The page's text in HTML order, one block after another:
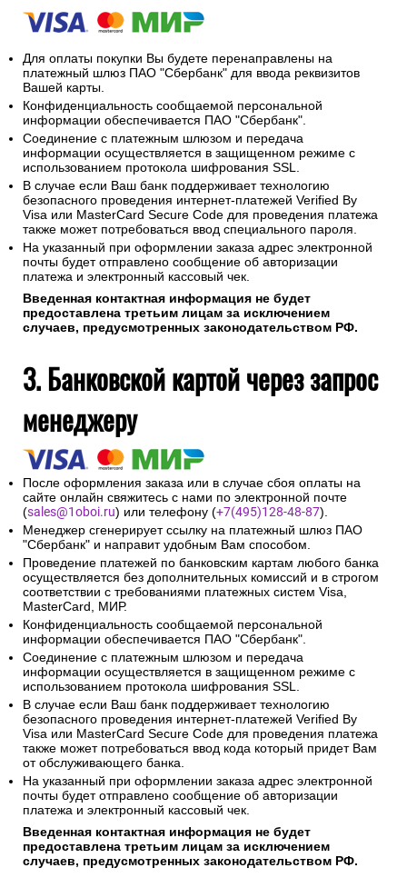
Для оплаты покупки Вы будете перенаправлены на
платежный шлюз ПАО "Сбербанк" для ввода реквизитов
Вашей карты.
Конфиденциальность сообщаемой персональной
информации обеспечивается ПАО "Сбербанк".
Соединение с платежным шлюзом и передача
информации осуществляется в защищенном режиме с
использованием протокола шифрования SSL.
В случае если Ваш банк поддерживает технологию
безопасного проведения интернет-платежей Verified By
Visa или MasterCard Secure Code для проведения платежа
также может потребоваться ввод специального пароля.
На указанный при оформлении заказа адрес электронной
почты будет отправлено сообщение об авторизации
платежа и электронный кассовый чек.
Введенная контактная информация не будет
предоставлена третьим лицам за исключением
случаев, предусмотренных законодательством РФ.
3. Банковской картой через запрос
менеджеру
После оформления заказа или в случае сбоя оплаты на
сайте онлайн свяжитесь с нами по электронной почте
(sales@1oboi.ru) или телефону (+7(495)128-48-87).
Менеджер сгенерирует ссылку на платежный шлюз ПАО
"Сбербанк" и направит удобным Вам способом.
Проведение платежей по банковским картам любого банка
осуществляется без дополнительных комиссий и в строгом
соответствии с требованиями платежных систем Visa,
MasterCard, МИР.
Конфиденциальность сообщаемой персональной
информации обеспечивается ПАО "Сбербанк".
Соединение с платежным шлюзом и передача
информации осуществляется в защищенном режиме с
использованием протокола шифрования SSL.
В случае если Ваш банк поддерживает технологию
безопасного проведения интернет-платежей Verified By
Visa или MasterCard Secure Code для проведения платежа
также может потребоваться ввод кода который придет Вам
от обслуживающего банка.
На указанный при оформлении заказа адрес электронной
почты будет отправлено сообщение об авторизации
платежа и электронный кассовый чек.
Введенная контактная информация не будет
предоставлена третьим лицам за исключением
случаев, предусмотренных законодательством РФ.